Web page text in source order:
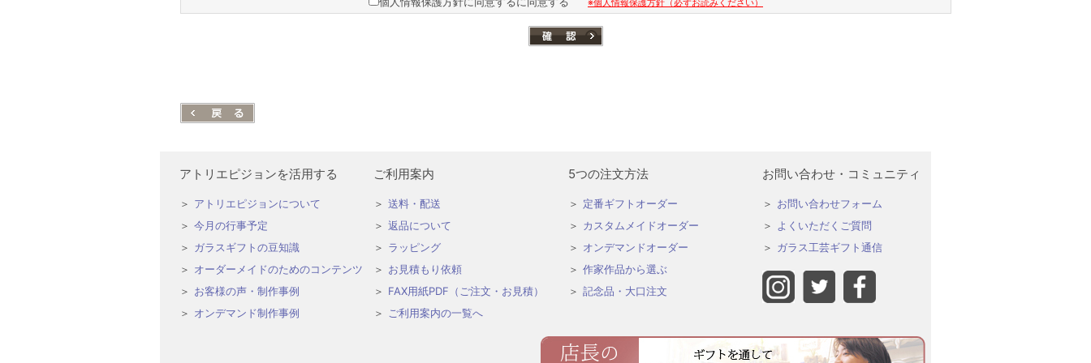
※個人情報保護方針（必ずお読みください）
アトリエピジョンを活用する
アトリエピジョンについて
今月の行事予定
ガラスギフトの豆知識
オーダーメイドのためのコンテンツ
お客様の声・制作事例
オンデマンド制作事例
ご利用案内
送料・配送
返品について
ラッピング
お見積もり依頼
FAX用紙PDF（ご注文・お見積）
ご利用案内の一覧へ
5つの注文方法
定番ギフトオーダー
カスタムメイドオーダー
オンデマンドオーダー
作家作品から選ぶ
記念品・大口注文
お問い合わせ・コミュニティ
お問い合わせフォーム
よくいただくご質問
ガラス工芸ギフト通信